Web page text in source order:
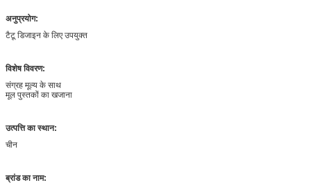
अनुप्रयोग:
टैटू डिजाइन के लिए उपयुक्त
विशेष विवरण:
संग्रह मूल्य के साथ
मूल पुस्तकों का खजाना
उत्पत्ति का स्थान:
चीन
ब्रांड का नाम: